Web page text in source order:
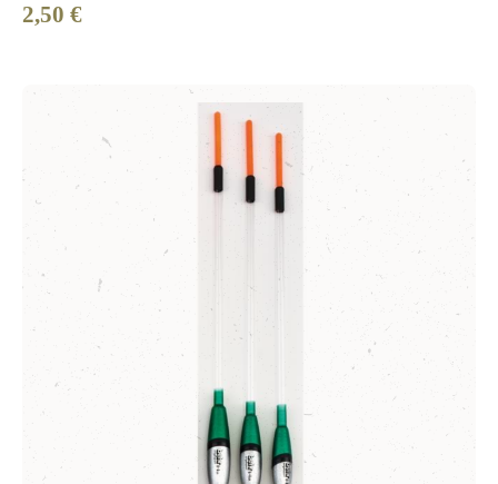
Regulärer Preis:
2,50 €